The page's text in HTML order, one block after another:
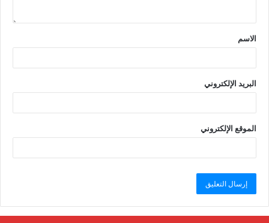
الاسم
البريد الإلكتروني
الموقع الإلكتروني